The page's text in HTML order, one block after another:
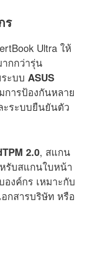
ร
Ultra ให้
กกว่ารุ่น
ะบบ ASUS
ารป้องกันหลาย
ระบบยืนยันตัว
2.0, สแกน
รับสแกนใบหน้า
งค์กร เหมาะกับ
กสารบริษัท หรือ